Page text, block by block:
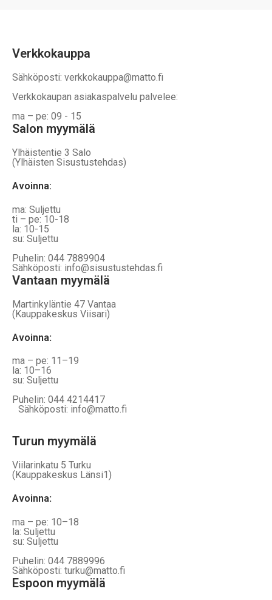
Verkkokauppa
Sähköposti: verkkokauppa@matto.fi
Verkkokaupan asiakaspalvelu palvelee:
ma – pe: 09 - 15
Salon myymälä
Ylhäistentie 3 Salo
(Ylhäisten Sisustustehdas)
Avoinna:
ma: Suljettu
ti – pe: 10-18
la: 10-15
su: Suljettu
Puhelin: 044 7889904
Sähköposti: info@sisustustehdas.fi
Vantaan myymälä
Martinkyläntie 47 Vantaa
(Kauppakeskus Viisari)
Avoinna:
ma – pe: 11–19
la: 10–16
su: Suljettu
Puhelin: 044 4214417
Sähköposti: info@matto.fi
Turun myymälä
Viilarinkatu 5 Turku
(Kauppakeskus Länsi1)
Avoinna:
ma – pe: 10–18
la: Suljettu
su: Suljettu
Puhelin: 044 7889996
Sähköposti: turku@matto.fi
Espoon myymälä